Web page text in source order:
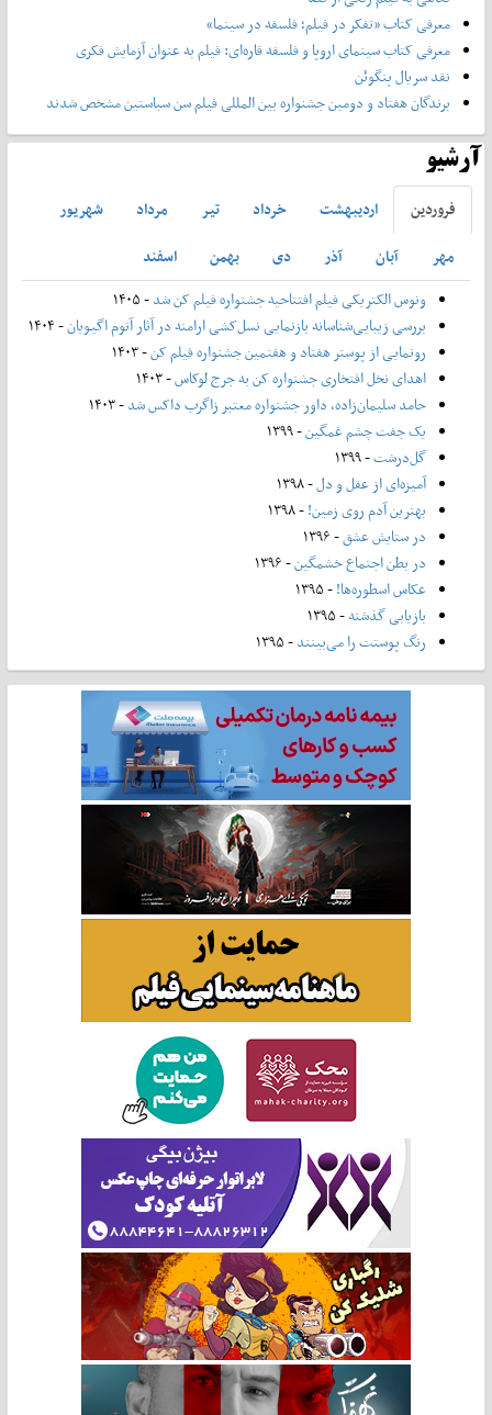
معرفی کتاب «تفکر در فیلم؛ فلسفه در سینما»
معرفی کتاب سینمای اروپا و فلسفه قاره‌ای: فیلم به عنوان آزمایش فکری
نقد سریال پنگوئن
برندگان هفتاد و دومین جشنواره بین المللی فیلم سن سباستین مشخص شدند
آرشیو
فروردين ارديبهشت خرداد تير مرداد
شهريور
مهر
آبان آذر دی بهمن
اسفند
ونوس الکتریکی فیلم افتتاحیه جشنواره فیلم کن شد- ۱۴۰۵
بررسی زیبایی‌شناسانه بازنمایی نسل‌کشی ارامنه در آثار آتوم اگیویان- ۱۴۰۴
رونمایی از پوستر هفتاد و هفتمین جشنواره فیلم کن- ۱۴۰۳
اهدای نخل افتخاری جشنواره کن به جرج لوکاس- ۱۴۰۳
حامد سلیمان‌زاده، داور جشنواره معتبر زاگرب داکس شد- ۱۴۰۳
یک جفت چشم غمگین- ۱۳۹۹
گل‌درشت- ۱۳۹۹
آمیزه‌ای از عقل و دل- ۱۳۹۸
بهترین آدم روی زمین!- ۱۳۹۸
در ستایش عشق- ۱۳۹۶
در بطن اجتماع خشمگین- ۱۳۹۶
عکاس اسطوره‌ها!- ۱۳۹۵
بازیابی گذشته- ۱۳۹۵
رنگ پوستت را می‌بینند- ۱۳۹۵